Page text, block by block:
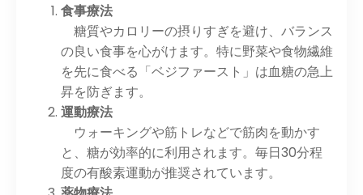
食事療法
糖質やカロリーの摂りすぎを避け、バランス
の良い食事を心がけます。特に野菜や食物繊維
を先に食べる「ベジファースト」は血糖の急上
昇を防ぎます。
運動療法
ウォーキングや筋トレなどで筋肉を動かす
と、糖が効率的に利用されます。毎日30分程
度の有酸素運動が推奨されています。